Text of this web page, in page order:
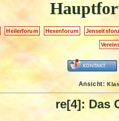
Heilerforum Hexenforum
Ansicht:
re[4]: Das